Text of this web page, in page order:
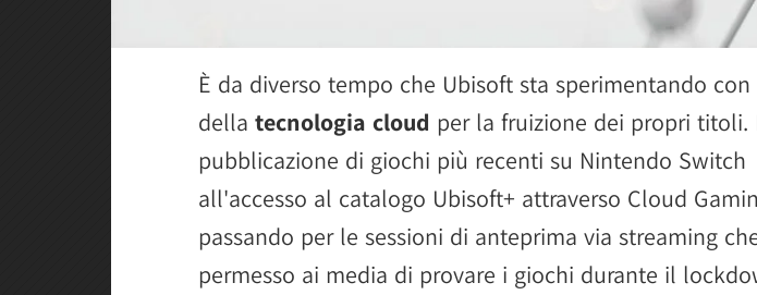
È da diverso tempo che Ubisoft sta sperimentando
della tecnologia cloud per la fruizione dei propri titoli.
pubblicazione di giochi più recenti su Nintendo Switch
all'accesso al catalogo Ubisoft+ attraverso Cloud
passando per le sessioni di anteprima via streaming
permesso ai media di provare i giochi durante il